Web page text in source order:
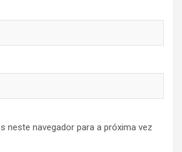
neste navegador para a próxima vez